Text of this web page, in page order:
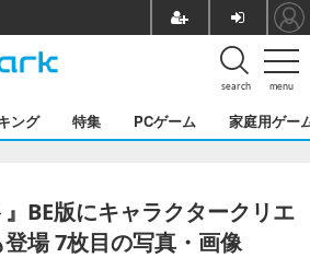
menu
search
ング 特集 PCゲーム 家庭用ゲー
』BE版にキャラクタークリエ
場 7枚目の写真・画像